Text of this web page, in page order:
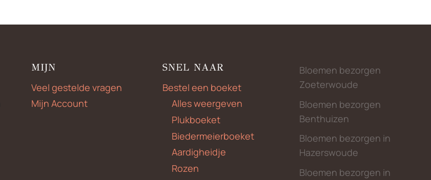
MIJN
Veel gestelde vragen
Mijn Account
SNEL NAAR
Bestel een boeket
Alles weergeven
Plukboeket
Biedermeierboeket
Aardigheidje
Rozen
Bloemen bezorgen
Zoeterwoude
Bloemen bezorgen
Benthuizen
Bloemen bezorgen in
Hazerswoude
Bloemen bezorgen in